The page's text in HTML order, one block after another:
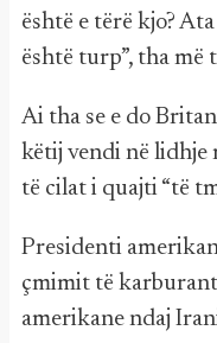
është e tërë kjo?
është turp”, tha më
Ai tha se e do
këtij vendi në lidhje
të cilat i quajti “të
Presidenti
çmimit të
amerikane ndaj